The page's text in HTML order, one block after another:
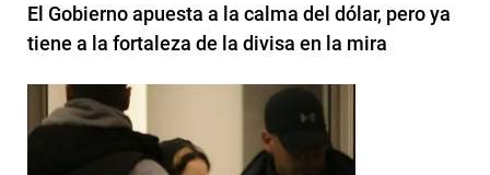
El Gobierno apuesta a la calma del dólar, pero ya
tiene a la fortaleza de la divisa en la mira